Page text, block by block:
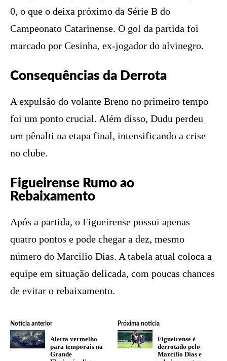
0, o que o deixa próximo da Série B do
Campeonato Catarinense. O gol da partida foi
marcado por Cesinha, ex-jogador do alvinegro.
Consequências da Derrota
A expulsão do volante Breno no primeiro tempo
foi um ponto crucial. Além disso, Dudu perdeu
um pênalti na etapa final, intensificando a crise
no clube.
Figueirense Rumo ao
Rebaixamento
Após a partida, o Figueirense possui apenas
quatro pontos e pode chegar a dez, mesmo
número do Marcílio Dias. A tabela atual coloca a
equipe em situação delicada, com poucas chances
de evitar o rebaixamento.
Notícia anterior
Alerta vermelho
para temporais na
Grande
Próxima notícia
Figueirense é
derrotado pelo
Marcílio Dias e